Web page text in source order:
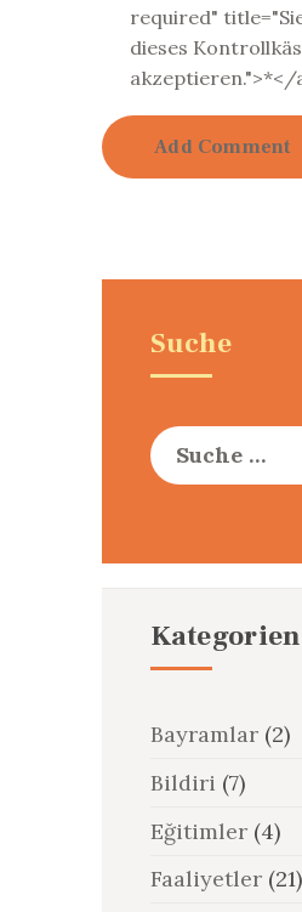
required"
dieses
akzeptieren.">*</
Suche
Suche
nach:
Kategorien
Bayramlar(2)
Bildiri (7)
Eğitimler(4)
Faaliyetler(21)